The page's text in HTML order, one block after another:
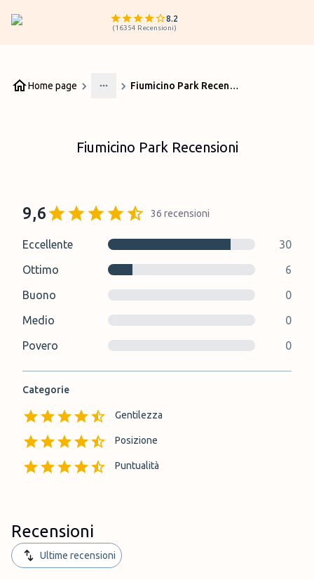
8.2
(16354 Recensioni)
Home page
More
Fiumicino Park Recensioni
Fiumicino Park Recensioni
9,6 36 recensioni
Eccellente
30
Ottimo
6
Buono
0
Medio
0
Povero
0
Categorie
Gentilezza
Posizione
Puntualità
Recensioni
Ultime recensioni